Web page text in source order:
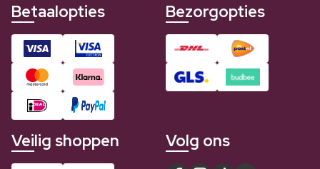
Betaalopties Bezorgopties
Veilig shoppen Volg ons